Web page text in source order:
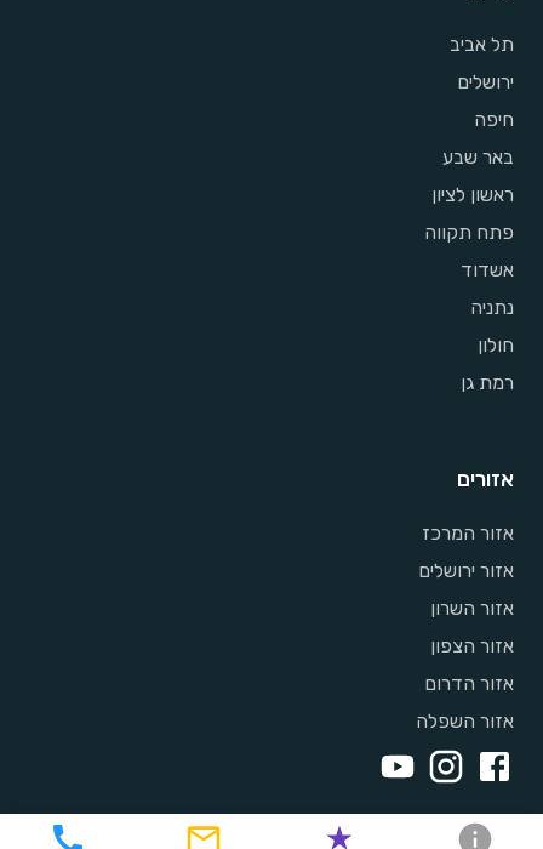
תל אביב
ירושלים
חיפה
באר שבע
ראשון לציון
פתח תקווה
אשדוד
נתניה
חולון
רמת גן
אזורים
אזור המרכז
אזור ירושלים
אזור השרון
אזור הצפון
אזור הדרום
אזור השפלה